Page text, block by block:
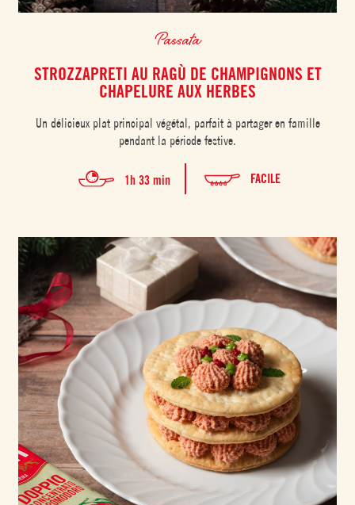
Passata
STROZZAPRETI AU RAGÙ DE CHAMPIGNONS ET
CHAPELURE AUX HERBES
Un délicieux plat principal végétal, parfait à partager en famille
pendant la période festive.
1h 33 min FACILE